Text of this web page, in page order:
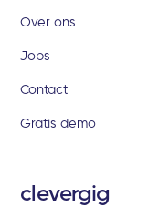
Over ons
Jobs
Contact
Gratis demo
clevergig